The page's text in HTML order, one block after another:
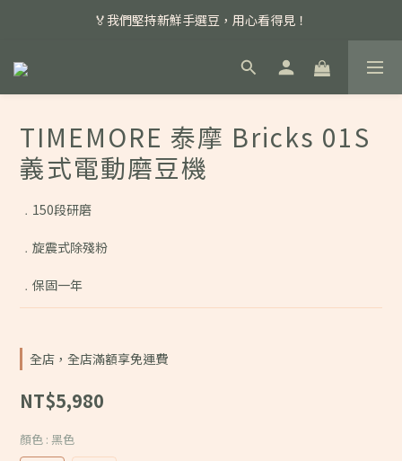
📣 本月主打特殊處理咖啡豆，任選超優惠！
🏅我們堅持新鮮手選豆，用心看得見！
📣 📣 新加入會員即享百元購物金，消費滿額再享免運費！
TIMEMORE 泰摩 Bricks 01S
義式電動磨豆機
﹒150段研磨
﹒旋震式除殘粉
﹒保固一年
全店，全店滿額享免運費
NT$5,980
顏色 : 黑色